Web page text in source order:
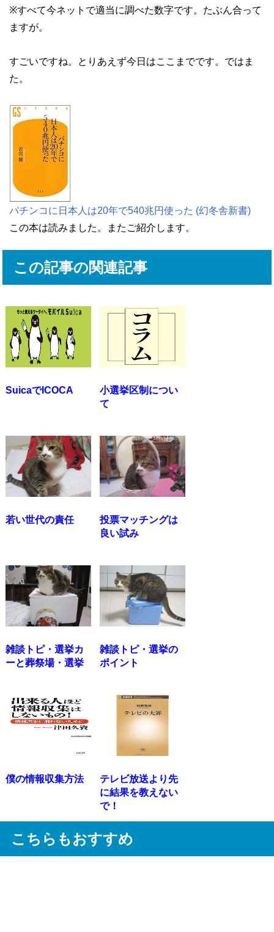
※すべて今ネットで適当に調べた数字です。たぶん合って
ますが。
すごいですね。とりあえず今日はここまでです。ではま
た。
パチンコに日本人は20年で540兆円使った (幻冬舎新書)
この本は読みました。またご紹介します。
この記事の関連記事
SuicaでICOCA
小選挙区制につい
て
若い世代の責任
投票マッチングは
良い試み
雑談トピ・選挙カ
ーと葬祭場・選挙
雑談トピ・選挙の
ポイント
僕の情報収集方法
テレビ放送より先
に結果を教えない
で！
こちらもおすすめ